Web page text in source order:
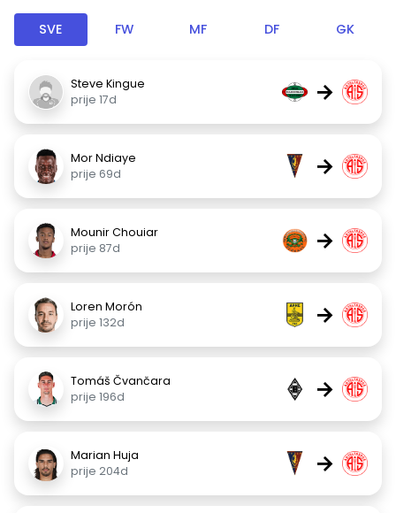
SVE FW MF DF GK
Steve Kingue
prije 17d
→
Mor Ndiaye
prije 69d
→
Mounir Chouiar
prije 87d
→
Loren Morón
prije 132d
→
Tomáš Čvančara
prije 196d
→
Marian Huja
prije 204d
→